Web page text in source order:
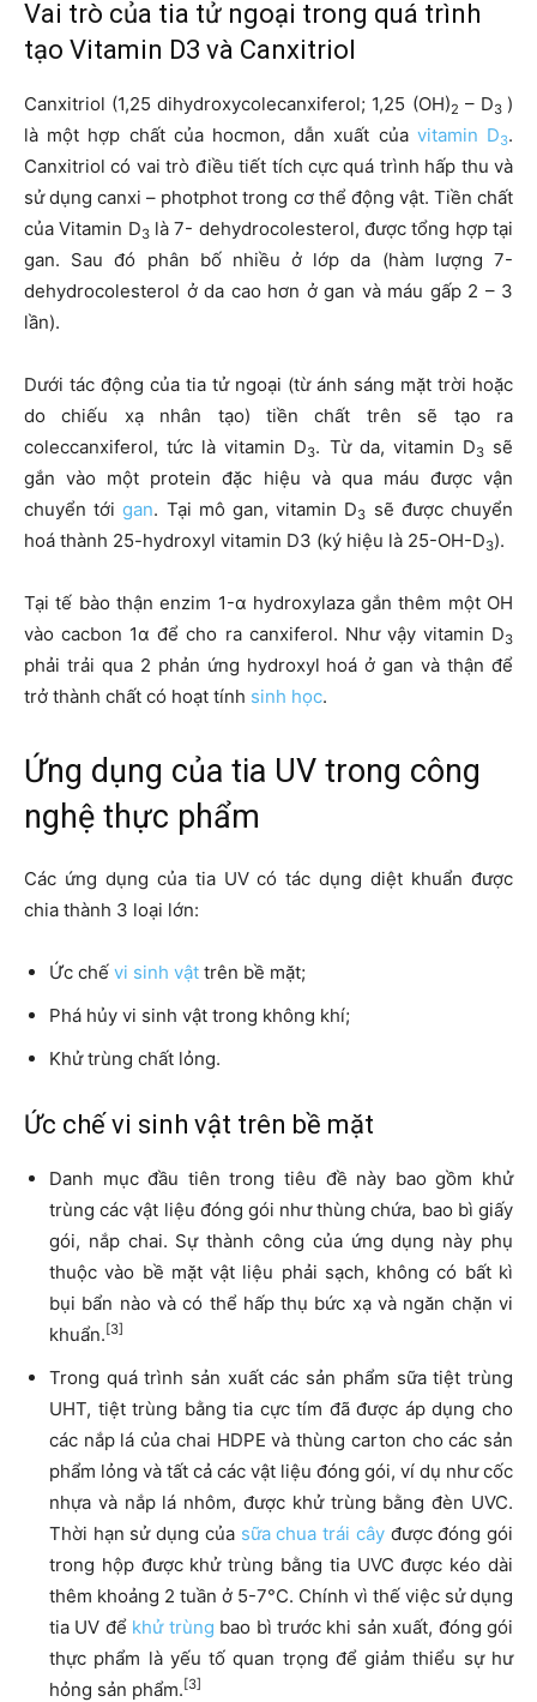
Vai trò của tia tử ngoại trong quá trình
tạo Vitamin D3 và Canxitriol
Canxitriol (1,25 dihydroxycolecanxiferol; 1,25 (OH)2 – D3 )
là một hợp chất của hocmon, dẫn xuất của vitamin D3.
Canxitriol có vai trò điều tiết tích cực quá trình hấp thu và
sử dụng canxi – photphot trong cơ thể động vật. Tiền chất
của Vitamin D3 là 7- dehydrocolesterol, được tổng hợp tại
gan. Sau đó phân bố nhiều ở lớp da (hàm lượng 7-
dehydrocolesterol ở da cao hơn ở gan và máu gấp 2 – 3
lần).
Dưới tác động của tia tử ngoại (từ ánh sáng mặt trời hoặc
do chiếu xạ nhân tạo) tiền chất trên sẽ tạo ra
coleccanxiferol, tức là vitamin D3. Từ da, vitamin D3 sẽ
gắn vào một protein đặc hiệu và qua máu được vận
chuyển tớigan. Tại mô gan, vitamin D3 sẽ được chuyển
hoá thành 25-hydroxyl vitamin D3 (ký hiệu là 25-OH-D3).
Tại tế bào thận enzim 1-α hydroxylaza gắn thêm một OH
vào cacbon 1α để cho ra canxiferol. Như vậy vitamin D3
phải trải qua 2 phản ứng hydroxyl hoá ở gan và thận để
trở thành chất có hoạt tính sinh học.
Ứng dụng của tia UV trong công
nghệ thực phẩm
Các ứng dụng của tia UV có tác dụng diệt khuẩn được
chia thành 3 loại lớn:
Ức chế vi sinh vật trên bề mặt;
Phá hủy vi sinh vật trong không khí;
Khử trùng chất lỏng.
Ức chế vi sinh vật trên bề mặt
Danh mục đầu tiên trong tiêu đề này bao gồm khử
trùng các vật liệu đóng gói như thùng chứa, bao bì giấy
gói, nắp chai. Sự thành công của ứng dụng này phụ
thuộc vào bề mặt vật liệu phải sạch, không có bất kì
bụi bẩn nào và có thể hấp thụ bức xạ và ngăn chặn vi
khuẩn. [3]
Trong quá trình sản xuất các sản phẩm sữa tiệt trùng
UHT, tiệt trùng bằng tia cực tím đã được áp dụng cho
các nắp lá của chai HDPE và thùng carton cho các sản
phẩm lỏng và tất cả các vật liệu đóng gói, ví dụ như cốc
nhựa và nắp lá nhôm, được khử trùng bằng đèn UVC.
Thời hạn sử dụng của sữa chua trái câyđược đóng gói
trong hộp được khử trùng bằng tia UVC được kéo dài
thêm khoảng 2 tuần ở 5-7°C. Chính vì thế việc sử dụng
tia UV để khử trùng bao bì trước khi sản xuất, đóng gói
thực phẩm là yếu tố quan trọng để giảm thiểu sự hư
hỏng sản phẩm. [3]